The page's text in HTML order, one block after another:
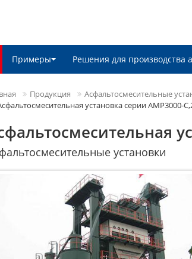
Примеры Решения для производства
Продукция Асфальтосмесительные
установка серии AMP3000-
установки